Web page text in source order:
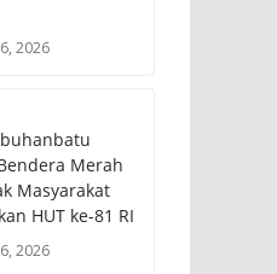
2026
Merah
Masyarakat
HUT ke-81 RI
2026